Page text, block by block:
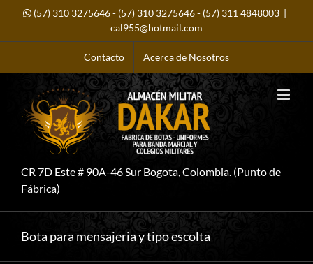
(57) 310 3275646- (57) 310 3275646- (57) 311 4848003 |
cal955@hotmail.com
Contacto Acerca de Nosotros
CR 7D Este # 90A-46 Sur Bogota, Colombia. (Punto de
Fábrica)
Bota para mensajeria y tipo escolta